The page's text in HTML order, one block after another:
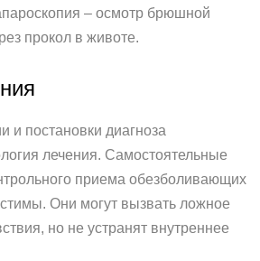
– осмотр брюшной
прокол в животе.
и постановки диагноза
лечения. Самостоятельные
приема обезболивающих
Они могут вызвать ложное
но не устранят внутреннее